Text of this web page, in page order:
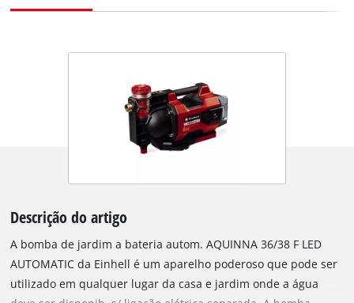
Descrição do artigo
A bomba de jardim a bateria autom. AQUINNA 36/38 F LED
AUTOMATIC da Einhell é um aparelho poderoso que pode ser
utilizado em qualquer lugar da casa e jardim onde a água